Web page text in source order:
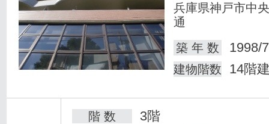
兵庫県神戸市中
通
築 年 数
1998/
建物階数 14階
階 数 3階